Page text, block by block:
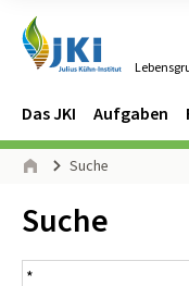
Navigation
Hauptmenü
Das JKI Aufgaben
Seitenpfad
Suche
Inhalt:
Suche
Suchergebnis